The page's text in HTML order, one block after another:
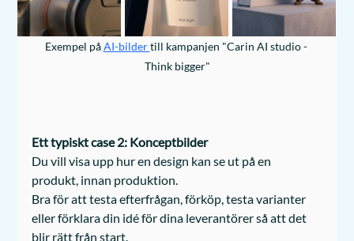
Exempel på AI-bilder till kampanjen "Carin AI studio -
Think bigger"
Ett typiskt case 2: Konceptbilder
Du vill visa upp hur en design kan se ut på en
produkt, innan produktion.
Bra för att testa efterfrågan, förköp, testa varianter
eller förklara din idé för dina leverantörer så att det
blir rätt från start.